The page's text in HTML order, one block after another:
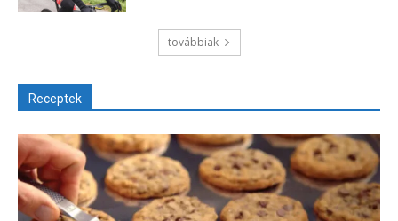
továbbiak
Receptek